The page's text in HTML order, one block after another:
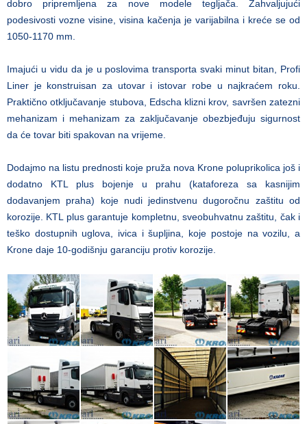
dobro pripremljena za nove modele tegljača. Zahvaljujući
podesivosti vozne visine, visina kačenja je varijabilna i kreće se od
1050-1170 mm.
Imajući u vidu da je u poslovima transporta svaki minut bitan, Profi
Liner je konstruisan za utovar i istovar robe u najkraćem roku.
Praktično otključavanje stubova, Edscha klizni krov, savršen zatezni
mehanizam i mehanizam za zaključavanje obezbjeđuju sigurnost
da će tovar biti spakovan na vrijeme.
Dodajmo na listu prednosti koje pruža nova Krone poluprikolica još i
dodatno KTL plus bojenje u prahu (kataforeza sa kasnijim
dodavanjem praha) koje nudi jedinstvenu dugoročnu zaštitu od
korozije. KTL plus garantuje kompletnu, sveobuhvatnu zaštitu, čak i
teško dostupnih uglova, ivica i šupljina, koje postoje na vozilu, a
Krone daje 10-godišnju garanciju protiv korozije.